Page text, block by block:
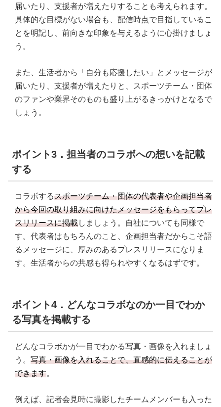
届いたり、支援者が増えたりすることも考えられます。
具体的な目標がない場合も、配信時点で目指しているこ
とを明記し、前向きな印象を与えるように心掛けましょ
う。
また、生活者から「自分も応援したい」とメッセージが
届いたり、支援者が増えたりと、スポーツチーム・団体
のファンや業界そのものも盛り上がるきっかけとなるで
しょう。
ポイント3．担当者のコラボへの想いを記載
する
コラボするスポーツチーム・団体の代表者や企画担当者
から今回の取り組みに向けたメッセージをもらってプレ
スリリースに掲載しましょう。自社についても同様で
す。代表者はもちろんのこと、企画担当者だからこそ語
るメッセージに、厚みのあるプレスリリースになりま
す。生活者からの共感も得られやすくなるはずです。
ポイント4．どんなコラボなのか一目でわか
る写真を掲載する
どんなコラボかが一目でわかる写真・画像を入れましょ
う。 写真・画像を入れることで、直感的に伝えることが
できます。
例えば、記者会見時に撮影したチームメンバーも入った